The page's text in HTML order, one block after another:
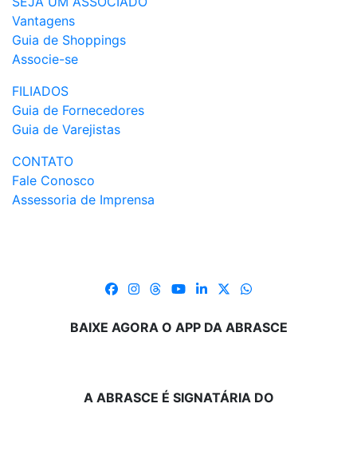
Vantagens
Guia de Shoppings
Associe-se
FILIADOS
Guia de Fornecedores
Guia de Varejistas
CONTATO
Fale Conosco
Assessoria de Imprensa
BAIXE AGORA O APP DA ABRASCE
A ABRASCE É SIGNATÁRIA DO